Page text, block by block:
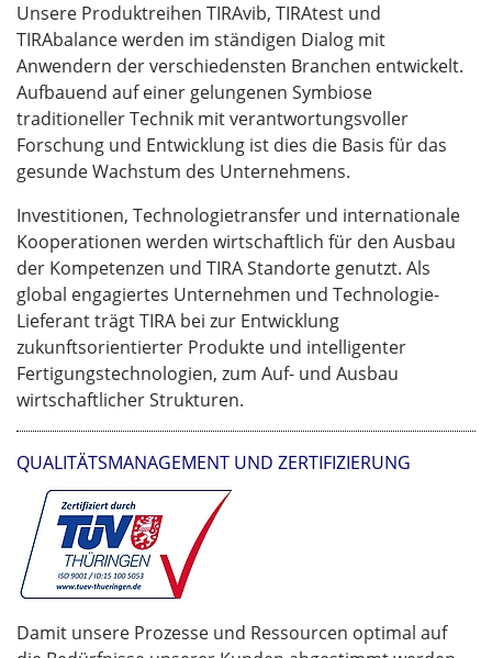
Unsere Produktreihen TIRAvib, TIRAtest und
TIRAbalance werden im ständigen Dialog mit
Anwendern der verschiedensten Branchen entwickelt.
Aufbauend auf einer gelungenen Symbiose
traditioneller Technik mit verantwortungsvoller
Forschung und Entwicklung ist dies die Basis für das
gesunde Wachstum des Unternehmens.
Investitionen, Technologietransfer und internationale
Kooperationen werden wirtschaftlich für den Ausbau
der Kompetenzen und TIRA Standorte genutzt. Als
global engagiertes Unternehmen und Technologie-
Lieferant trägt TIRA bei zur Entwicklung
zukunftsorientierter Produkte und intelligenter
Fertigungstechnologien, zum Auf- und Ausbau
wirtschaftlicher Strukturen.
QUALITÄTSMANAGEMENT UND ZERTIFIZIERUNG
Damit unsere Prozesse und Ressourcen optimal auf